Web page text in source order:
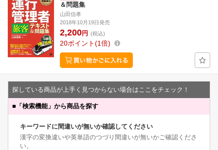
＆問題集
山田信孝
2018年10月19日発売
2,200円 (税込)
20ポイント 1倍
探している商品が上手く見つからない場合はここをチェック！
■ 「検索機能」から商品を探す
キーワードに間違いが無いか確認してください
漢字の変換違いや英単語のつづり間違いが無いかご確認くださ
い。